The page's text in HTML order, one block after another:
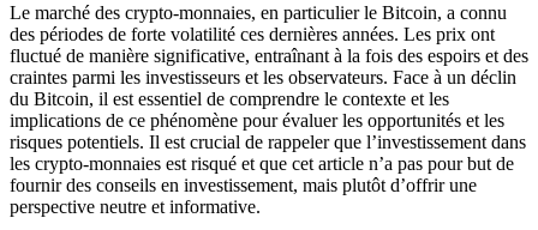
Le marché des crypto-monnaies, en particulier le Bitcoin, a connu
des périodes de forte volatilité ces dernières années. Les prix ont
fluctué de manière significative, entraînant à la fois des espoirs et des
craintes parmi les investisseurs et les observateurs. Face à un déclin
du Bitcoin, il est essentiel de comprendre le contexte et les
implications de ce phénomène pour évaluer les opportunités et les
risques potentiels. Il est crucial de rappeler que l’investissement dans
les crypto-monnaies est risqué et que cet article n’a pas pour but de
fournir des conseils en investissement, mais plutôt d’offrir une
perspective neutre et informative.